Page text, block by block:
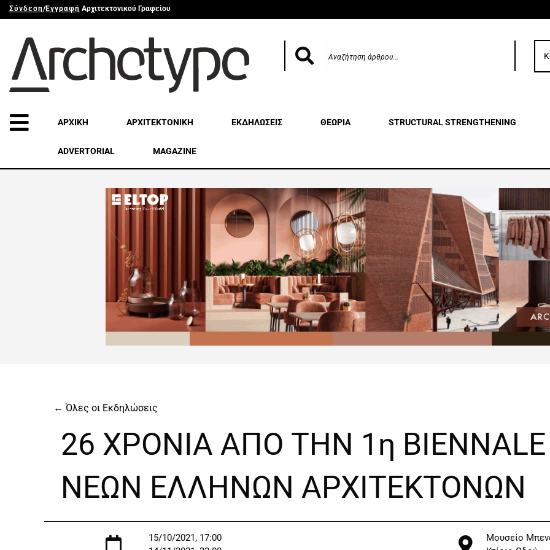
Σύνδεση/Εγγραφή Αρχιτεκτονικού Γραφείου
ΑΡΧΙΚΗ ΑΡΧΙΤΕΚΤΟΝΙΚΗ ΕΚΔΗΛΩΣΕΙΣ ΘΕΩΡΙΑ STRUCTURAL STRENGTHENING
ADVERTORIAL MAGAZINE
← Όλες οι Εκδηλώσεις
26 ΧΡΟΝΙΑ ΑΠΟ ΤΗΝ 1η BIENNALE
ΝΕΩΝ ΕΛΛΗΝΩΝ ΑΡΧΙΤΕΚΤΟΝΩΝ
15/10/2021, 17:00
Μουσείο